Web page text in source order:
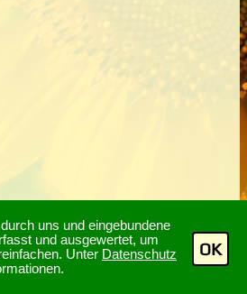
uns und eingebundene
und ausgewertet, um
Unter Datenschutz
OK